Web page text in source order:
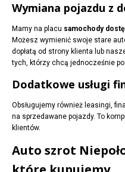
Wymiana pojazdu z
Mamy na placu samochody
Możesz wymienić swoje stare
dopłatą od strony klienta lub
tych, którzy chcą jednocześnie
Dodatkowe usługi
Obsługujemy również leasingi,
na sprzedawane pojazdy. To
klientów.
Auto szrot